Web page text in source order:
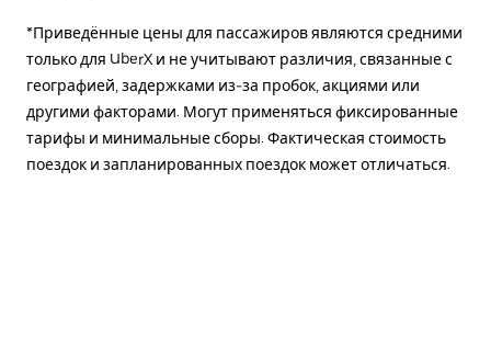
*Приведённые цены для пассажиров являются средними
только для UberX и не учитывают различия, связанные с
географией, задержками из-за пробок, акциями или
другими факторами. Могут применяться фиксированные
тарифы и минимальные сборы. Фактическая стоимость
поездок и запланированных поездок может отличаться.